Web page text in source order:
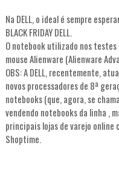
Na DELL, o ideal é sempre
BLACK FRIDAY DELL.
O notebook utilizado nos
mouse Alienware (Alienware
OBS: A DELL, recentemente,
novos processadores de 8ª
notebooks (que, agora, se
vendendo notebooks da linha ,
principais lojas de varejo online
Shoptime.